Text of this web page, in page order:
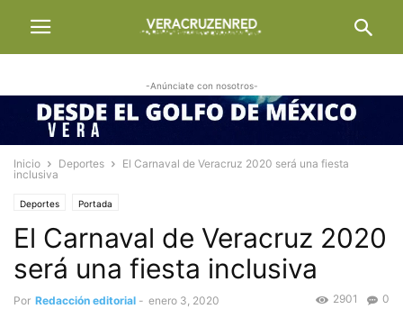
-Anúnciate con nosotros-
Inicio Deportes
El Carnaval de Veracruz 2020 será una fiesta
inclusiva
Deportes Portada
El Carnaval de Veracruz 2020
será una fiesta inclusiva
Por Redacción editorial - enero 3, 2020 0
2901